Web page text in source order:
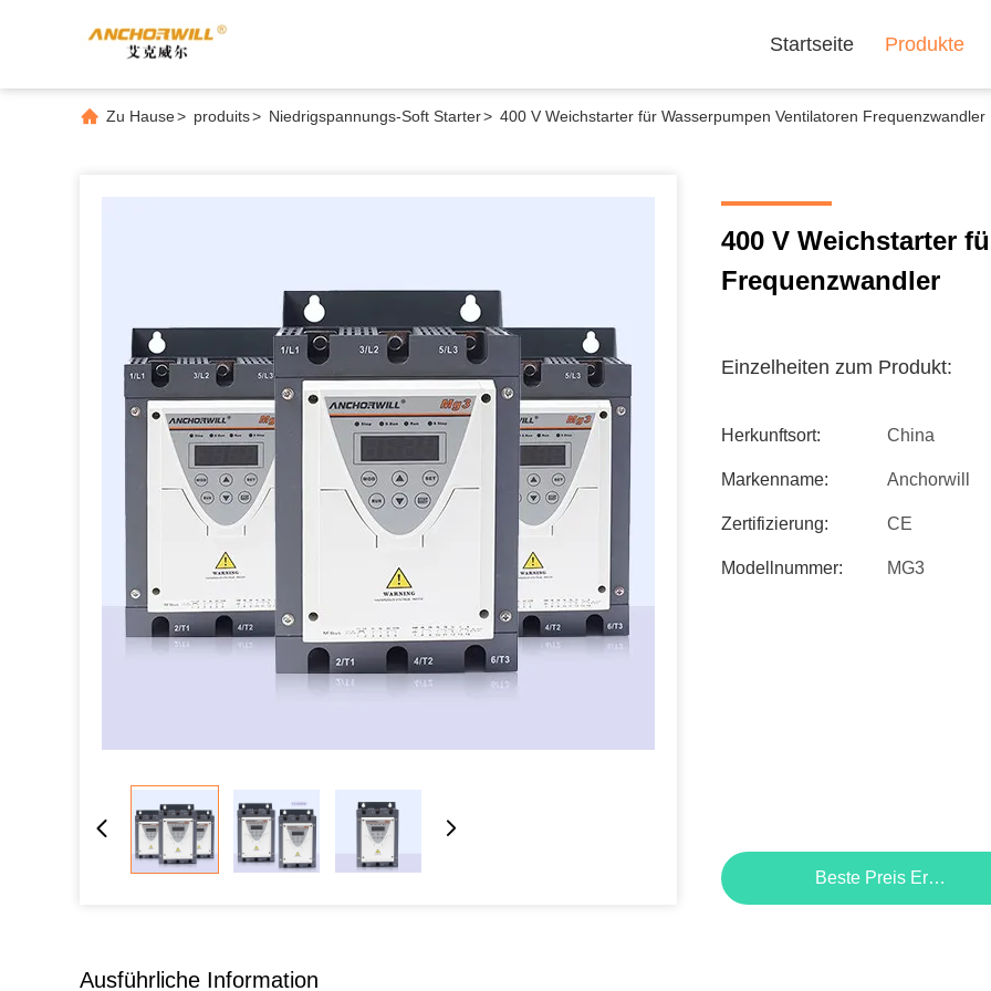
Startseite Produkte
Zu Hause> produits> Niedrigspannungs-Soft Starter> 400 V Weichstarter für Wasserpumpen Ventilatoren Frequenzwandler
400 V Weichstarter
Frequenzwandler
Einzelheiten zum Produkt:
Herkunftsort: China
Markenname: Anchorwill
Zertifizierung: CE
Modellnummer: MG3
Beste Preis Erhalten
Ausführliche Information